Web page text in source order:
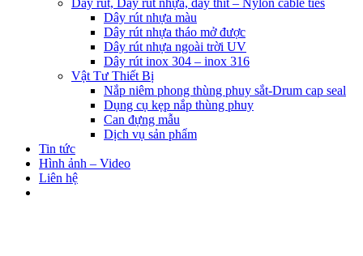
Dây rút nhựa màu
Dây rút nhựa tháo mở được
Dây rút nhựa ngoài trời UV
Dây rút inox 304 – inox 316
Vật Tư Thiết Bị
Nắp niêm phong thùng phuy sắt-Drum cap seal
Dụng cụ kẹp nắp thùng phuy
Can đựng mẫu
Dịch vụ sản phẩm
Tin tức
Hình ảnh – Video
Liên hệ